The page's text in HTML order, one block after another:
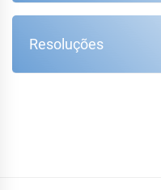
Resoluções